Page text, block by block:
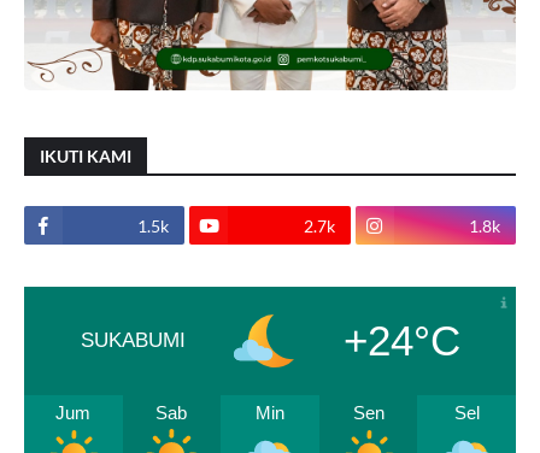
IKUTI KAMI
1.5k 2.7k 1.8k
SUKABUMI +24°C
Jum Sab Min Sen Sel